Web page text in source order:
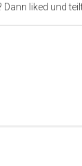
liked und